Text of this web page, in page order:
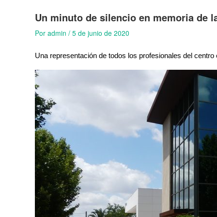
Un minuto de silencio en memoria de
Por admin / 5 de junio de 2020
Una representación de todos los profesionales del